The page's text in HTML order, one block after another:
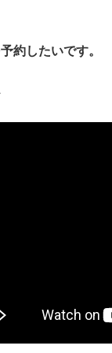
題
約したいです。